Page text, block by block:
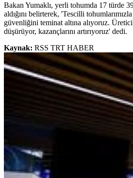
Bakan Yumaklı, yerli tohumda 17 türde
aldığını belirterek, 'Tescilli
güvenliğini teminat altına alıyoruz.
düşürüyor, kazançlarını artırıyoruz' dedi.
Kaynak: RSS TRT HABER